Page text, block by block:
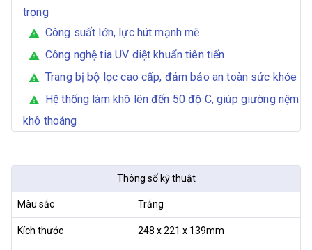
trọng
warning Công suất lớn, lực hút mạnh mẽ
warning Công nghệ tia UV diệt khuẩn tiên tiến
warning Trang bị bộ lọc cao cấp, đảm bảo an toàn sức khỏe
warning
Hệ thống làm khô lên đến 50 độ C, giúp giường nệm
khô thoáng
Thông số kỹ thuật
Màu sắc Trắng
Kích thước 248 x 221 x 139mm